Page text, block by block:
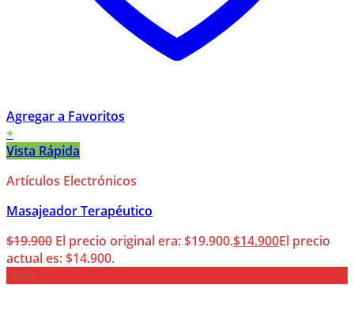
Agregar a Favoritos
+
Vista Rápida
Artículos Electrónicos
Masajeador Terapéutico
$19.900 El precio original era: $19.900.$14.900El precio
actual es: $14.900.